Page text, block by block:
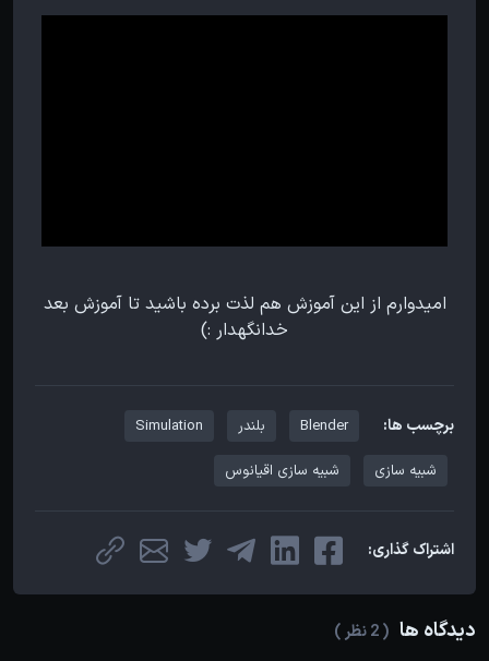
امیدوارم از این آموزش هم لذت برده باشید تا آموزش بعد
خدانگهدار :)
برچسب ها: Blender بلندر Simulation
شبیه سازی شبیه سازی اقیانوس
اشتراک گذاری:
دیدگاه ها ( 2 نظر )